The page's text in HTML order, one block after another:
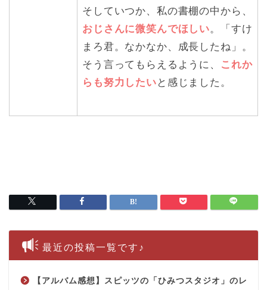
そしていつか、私の書棚の中から、
おじさんに微笑んでほしい。「すけ
まろ君。なかなか、成長したね」。
そう言ってもらえるように、
これか
らも努力したい と感じました。
最近の投稿一覧です♪
【アルバム感想】スピッツの「ひみつスタジオ」のレ